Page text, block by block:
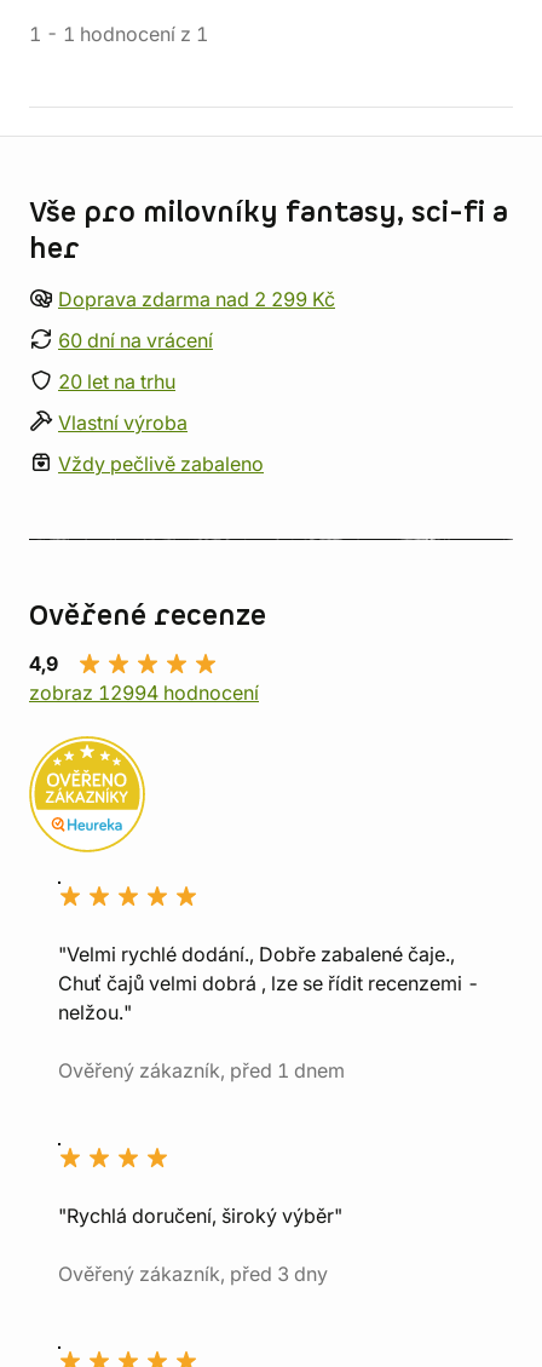
1 - 1 hodnocení z 1
Vše pro milovníky fantasy, sci-fi a
her
Doprava zdarma nad 2 299 Kč
60 dní na vrácení
20 let na trhu
Vlastní výroba
Vždy pečlivě zabaleno
Ověřené recenze
4,9
zobraz 12994 hodnocení
"Velmi rychlé dodání., Dobře zabalené čaje.,
Chuť čajů velmi dobrá , lze se řídit recenzemi -
nelžou."
Ověřený zákazník, před 1 dnem
"Rychlá doručení, široký výběr"
Ověřený zákazník, před 3 dny